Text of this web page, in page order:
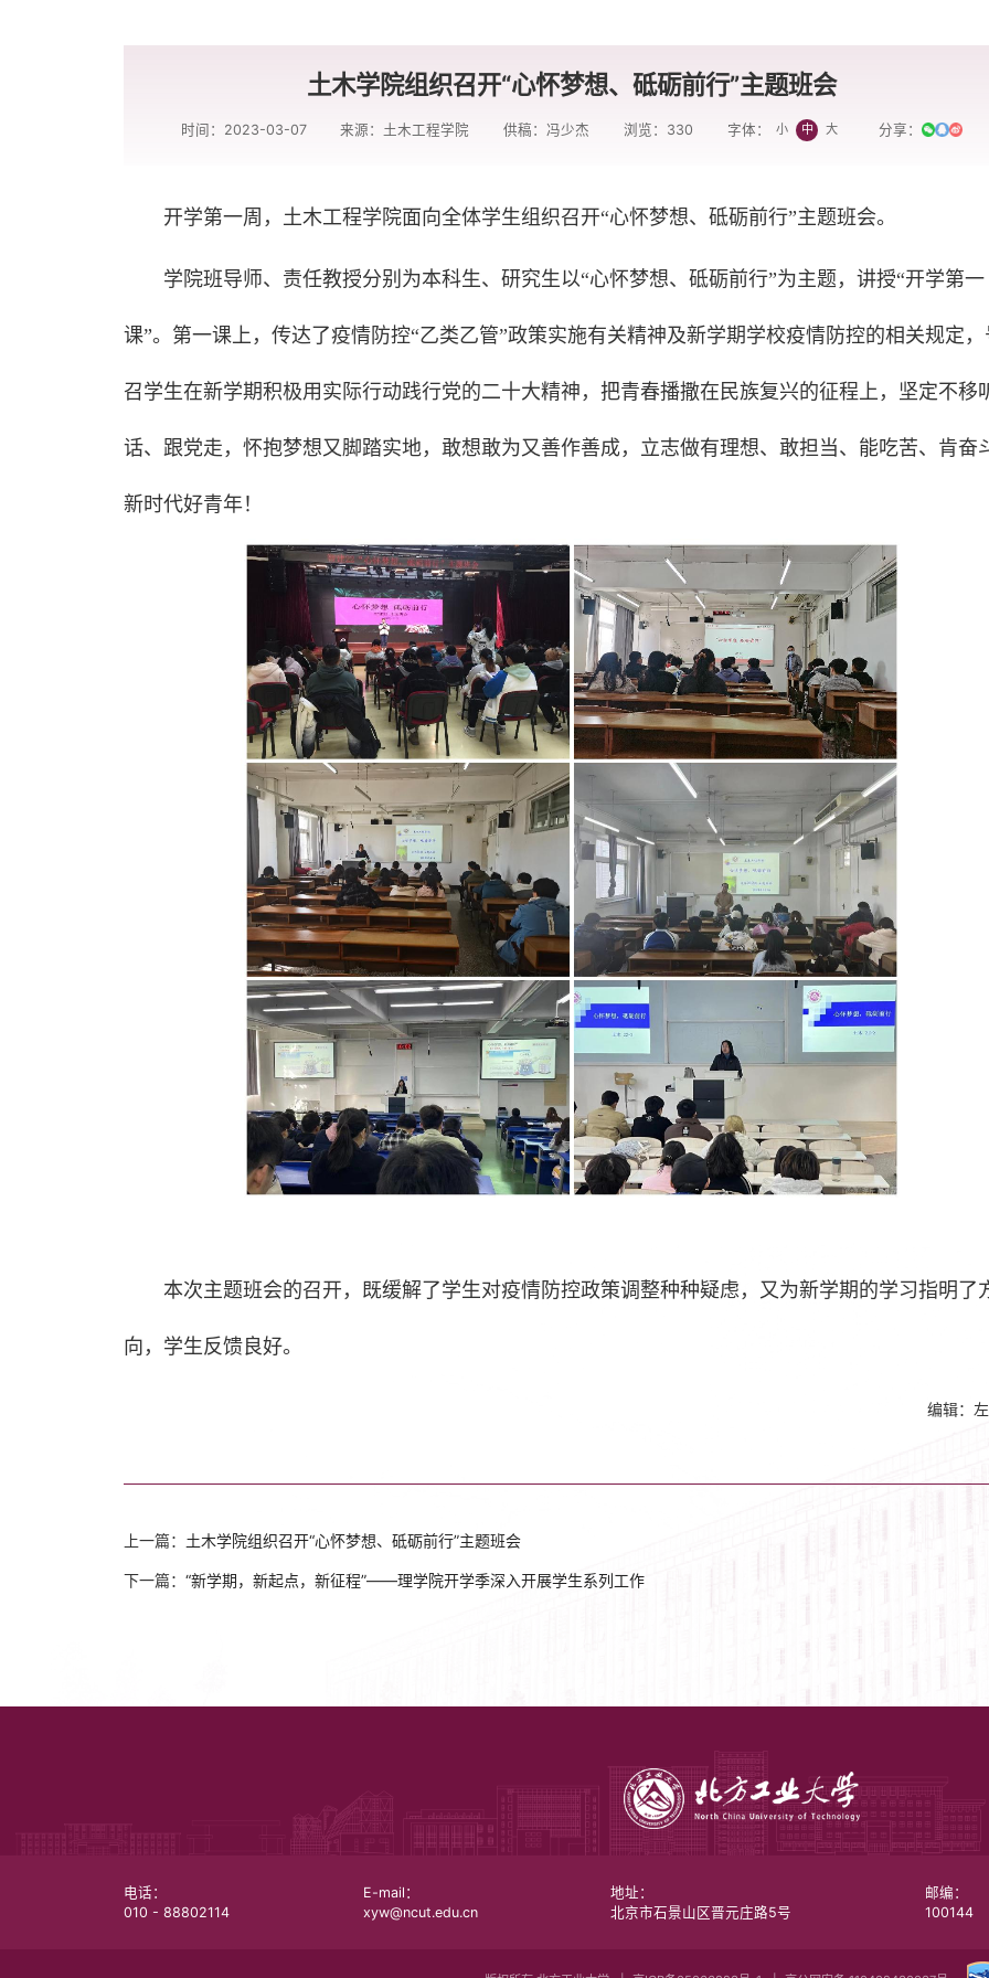
土木学院组织召开“心怀梦想、砥砺前行”主题班会
时间：2023-03-07 来源：土木工程学院 供稿：冯少杰 浏览： 330 字体： 小 中 大 分享：
开学第一周，土木工程学院面向全体学生组织召开“心怀梦想、砥砺前行”主题班会。
学院班导师、责任教授分别为本科生、研究生以“心怀梦想、砥砺前行”为主题，讲授“开学第一
课”。第一课上，传达了疫情防控“乙类乙管”政策实施有关精神及新学期学校疫情防控的相关规定，
召学生在新学期积极用实际行动践行党的二十大精神，把青春播撒在民族复兴的征程上，坚定不移
话、跟党走，怀抱梦想又脚踏实地，敢想敢为又善作善成，立志做有理想、敢担当、能吃苦、肯奋
新时代好青年！
本次主题班会的召开，既缓解了学生对疫情防控政策调整种种疑虑，又为新学期的学习指明了
向，学生反馈良好。
编辑：
上一篇： 土木学院组织召开“心怀梦想、砥砺前行”主题班会
下一篇： “新学期，新起点，新征程”——理学院开学季深入开展学生系列工作
电话：
010 - 88802114
E-mail：
xyw@ncut.edu.cn
地址：
北京市石景山区晋元庄路5号
邮编：
100144